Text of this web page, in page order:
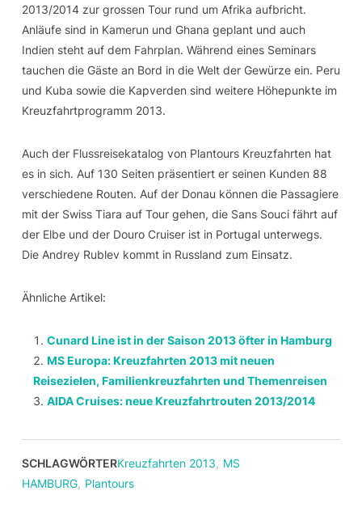
2013/2014 zur grossen Tour rund um Afrika aufbricht.
Anläufe sind in Kamerun und Ghana geplant und auch
Indien steht auf dem Fahrplan. Während eines Seminars
tauchen die Gäste an Bord in die Welt der Gewürze ein. Peru
und Kuba sowie die Kapverden sind weitere Höhepunkte im
Kreuzfahrtprogramm 2013.
Auch der Flussreisekatalog von Plantours Kreuzfahrten hat
es in sich. Auf 130 Seiten präsentiert er seinen Kunden 88
verschiedene Routen. Auf der Donau können die Passagiere
mit der Swiss Tiara auf Tour gehen, die Sans Souci fährt auf
der Elbe und der Douro Cruiser ist in Portugal unterwegs.
Die Andrey Rublev kommt in Russland zum Einsatz.
Ähnliche Artikel:
Cunard Line ist in der Saison 2013 öfter in Hamburg
MS Europa: Kreuzfahrten 2013 mit neuen
Reisezielen, Familienkreuzfahrten und Themenreisen
AIDA Cruises: neue Kreuzfahrtrouten 2013/2014
SCHLAGWÖRTERKreuzfahrten 2013, MS
HAMBURG, Plantours